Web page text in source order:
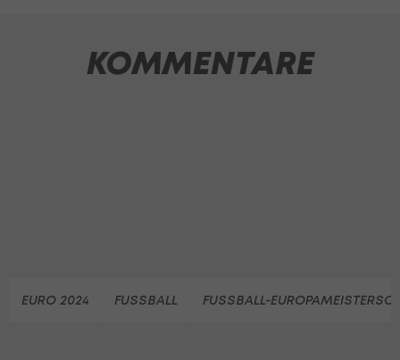
KOMMENTARE
EURO 2024 FUSSBALL FUSSBALL-